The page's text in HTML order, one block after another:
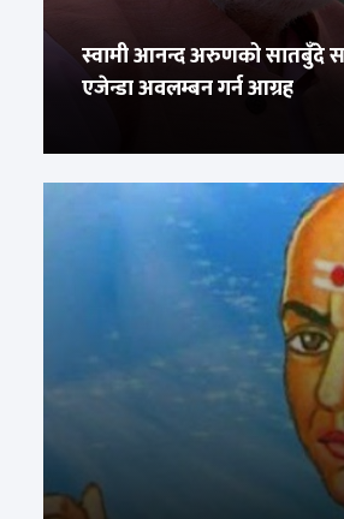
स्वामी आनन्द अरुणको सातबुँदे
एजेन्डा अवलम्बन गर्न आग्रह